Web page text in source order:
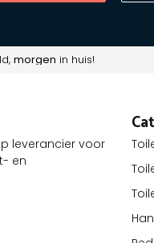
morgen in huis!
leverancier voor
en